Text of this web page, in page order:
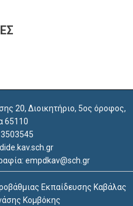
20, Διοικητήριο, 5ος όροφος,
65110
empdkav@sch.gr
Εκπαίδευσης Καβάλας
Κομβόκης